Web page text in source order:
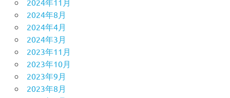
2024年11月
2024年8月
2024年4月
2024年3月
2023年11月
2023年10月
2023年9月
2023年8月